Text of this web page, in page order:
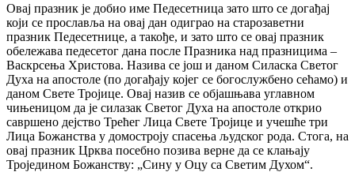
Овај празник је добио име Педесетница зато што се догађај
који се прославља на овај дан одиграо на старозаветни
празник Педесетнице, а такође, и зато што се овај празник
обележава педесетог дана после Празника над празницима –
Васкрсења Христова. Назива се још и даном Силаска Светог
Духа на апостоле (по догађају којег се богослужбено сећамо) и
даном Свете Тројице. Овај назив се објашњава углавном
чињеницом да је силазак Светог Духа на апостоле открио
савршено дејство Трећег Лица Свете Тројице и учешће три
Лица Божанства у домостроју спасења људског рода. Стога, на
овај празник Црква посебно позива верне да се клањају
Троједином Божанству: „Сину у Оцу са Светим Духом“.